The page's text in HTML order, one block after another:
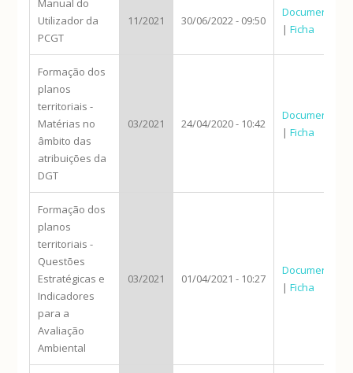
Utilizador da
PCGT
11/2021 30/06/2022 - 09:50
Documento
|Ficha
Formação dos
planos
territoriais -
Matérias no
âmbito das
atribuições da
DGT
03/2021 24/04/2020 - 10:42
Documento
|Ficha
Formação dos
planos
territoriais -
Questões
Estratégicas e
Indicadores
para a
Avaliação
Ambiental
03/2021 01/04/2021 - 10:27
Documento
|Ficha